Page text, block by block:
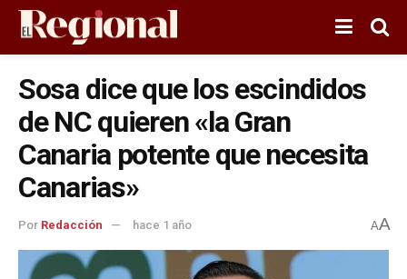
Sosa dice que los escindidos
de NC quieren «la Gran
Canaria potente que necesita
Canarias»
Por Redacción hace 1 año AA